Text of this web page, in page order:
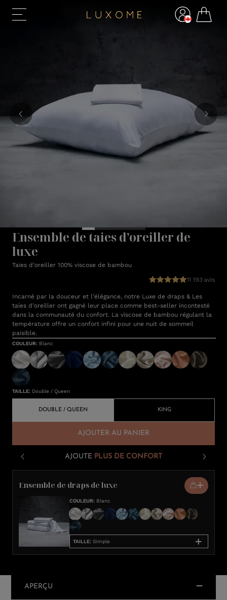
Ensemble de taies d’oreiller de
luxe
Taies d’oreiller 100% viscose de bambou
11 193 avis
Incarné par la douceur et l’élégance, notre Luxe de draps & Les
taies d’oreiller ont gagné leur place comme best-seller incontesté
dans la communauté du confort. La viscose de bambou régulant la
température offre un confort infini pour une nuit de sommeil
paisible.
COULEUR: Blanc
TAILLE: Double / Queen
DOUBLE / QUEEN KING
AJOUTER AU PANIER
AJOUTE PLUS DE CONFORT
Ensemble de draps de luxe
COULEUR: Blanc
TAILLE: Simple
APERÇU